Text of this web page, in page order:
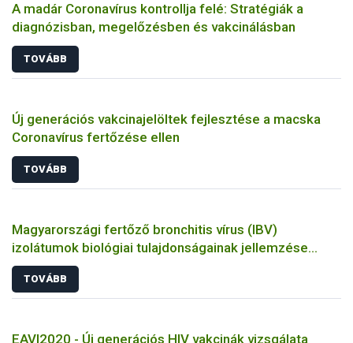
A madár Coronavírus kontrollja felé: Stratégiák a
diagnózisban, megelőzésben és vakcinálásban
TOVÁBB
Új generációs vakcinajelöltek fejlesztése a macska
Coronavírus fertőzése ellen
TOVÁBB
Magyarországi fertőző bronchitis vírus (IBV)
izolátumok biológiai tulajdonságainak jellemzése
állatkísérletes és molekuláris biológiai eszközökkel
TOVÁBB
EAVI2020 - Új generációs HIV vakcinák vizsgálata